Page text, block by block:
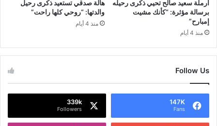
أرملة سعيد صالح تحيي ذكرى رحيله
برسالة مؤثرة: “كأنك مشيت
إمبارح”
منذ 4 أيام
هالة صدقي تستعيد ذكرى رحيل
والدتها: “روحي كلها راحت”
منذ 4 أيام
Follow Us
147K
Fans
339k
Followers